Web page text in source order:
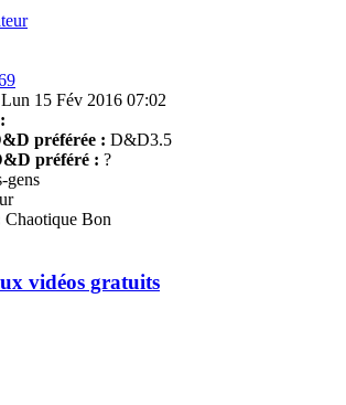
Lun 15 Fév 2016 07:02
préférée : D&D3.5
préféré : ?
gens
Chaotique Bon
vidéos gratuits